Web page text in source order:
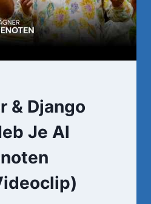
& Django
Je Al